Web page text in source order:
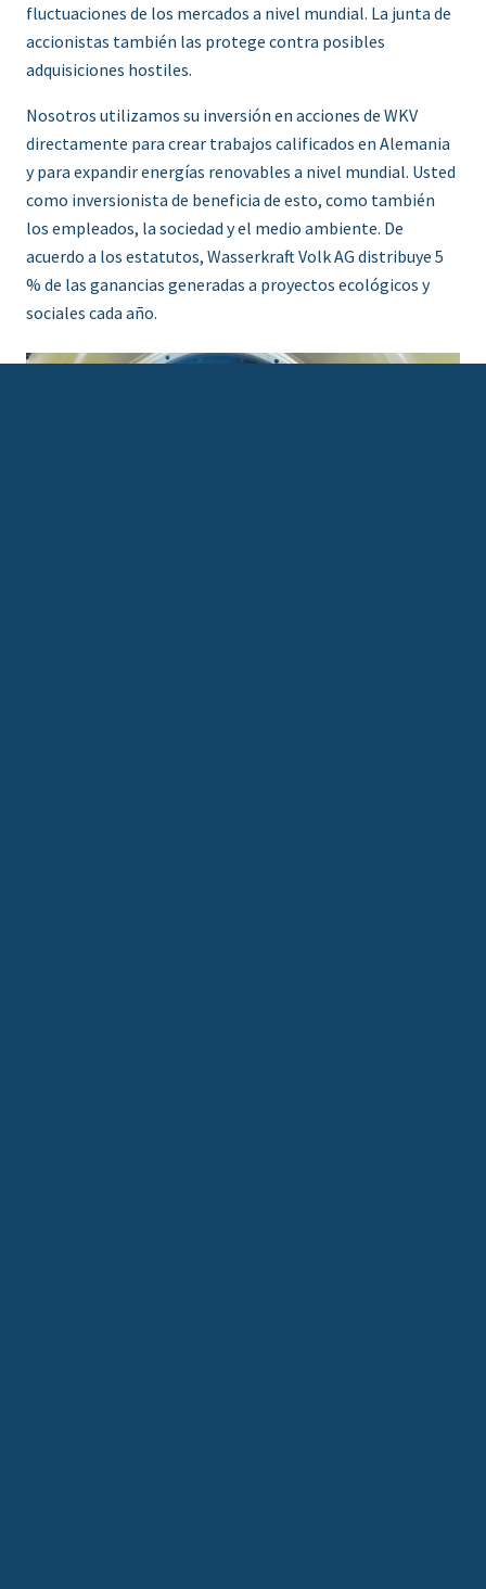
fluctuaciones de los mercados a nivel mundial. La junta de
accionistas también las protege contra posibles
adquisiciones hostiles.
Nosotros utilizamos su inversión en acciones de WKV
directamente para crear trabajos calificados en Alemania
y para expandir energías renovables a nivel mundial. Usted
como inversionista de beneficia de esto, como también
los empleados, la sociedad y el medio ambiente. De
acuerdo a los estatutos, Wasserkraft Volk AG distribuye 5
% de las ganancias generadas a proyectos ecológicos y
sociales cada año.